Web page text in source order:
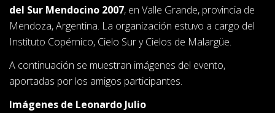
del Sur Mendocino 2007, en Valle Grande, provincia de
Mendoza, Argentina. La organización estuvo a cargo del
Instituto Copérnico, Cielo Sur y Cielos de Malargüe.
A continuación se muestran imágenes del evento,
aportadas por los amigos participantes.
Imágenes de Leonardo Julio